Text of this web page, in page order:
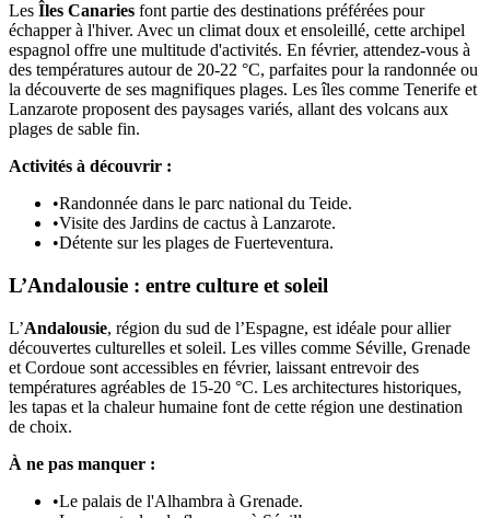
Les Îles Canaries font partie des destinations préférées pour
échapper à l'hiver. Avec un climat doux et ensoleillé, cette archipel
espagnol offre une multitude d'activités. En février, attendez-vous à
des températures autour de 20-22 °C, parfaites pour la randonnée ou
la découverte de ses magnifiques plages. Les îles comme Tenerife et
Lanzarote proposent des paysages variés, allant des volcans aux
plages de sable fin.
Activités à découvrir :
•Randonnée dans le parc national du Teide.
•Visite des Jardins de cactus à Lanzarote.
•Détente sur les plages de Fuerteventura.
L’Andalousie : entre culture et soleil
L’Andalousie, région du sud de l’Espagne, est idéale pour allier
découvertes culturelles et soleil. Les villes comme Séville, Grenade
et Cordoue sont accessibles en février, laissant entrevoir des
températures agréables de 15-20 °C. Les architectures historiques,
les tapas et la chaleur humaine font de cette région une destination
de choix.
À ne pas manquer :
•Le palais de l'Alhambra à Grenade.